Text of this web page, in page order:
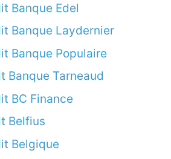
Banque Edel
Banque Laydernier
Banque Populaire
Banque Tarneaud
BC Finance
Belfius
Belgique